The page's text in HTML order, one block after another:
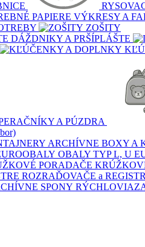
VÝKRESY A
ZOŠITY
DÁŽDNIKY A PRŠÍPLÁŠTE
A PÚZDRA
ARCHÍVNE BOXY A
OBALY TYP L, U
PORADAČE
ROZRAĎOVAČE a